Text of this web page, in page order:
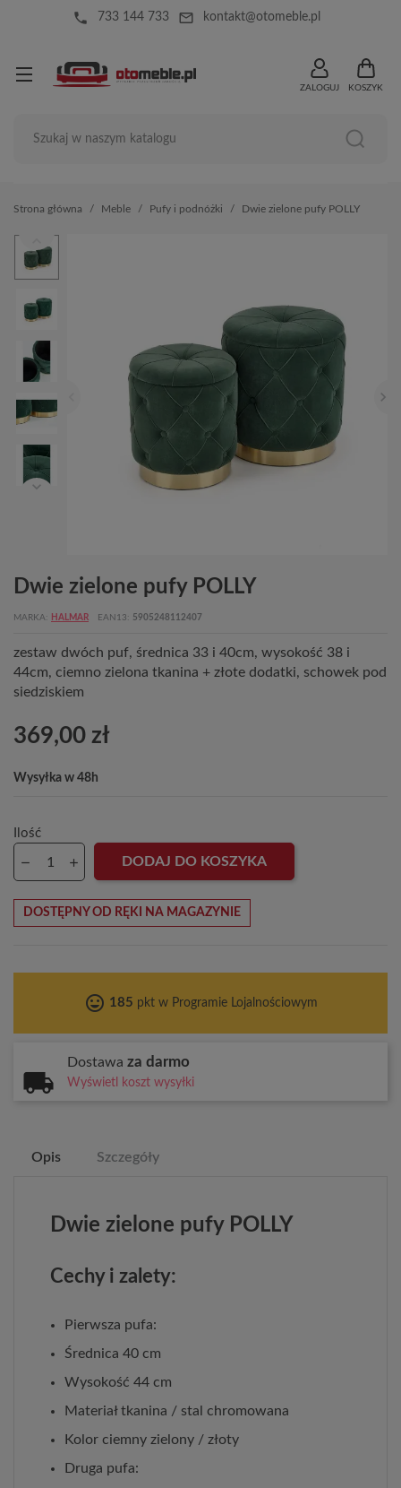
local_phone 733 144 733 mail_outline kontakt@otomeble.pl
ZALOGUJ KOSZYK
Strona główna Meble Pufy i podnóżki Dwie zielone pufy POLLY
Dwie zielone pufy POLLY
MARKA HALMAR EAN13 5905248112407
zestaw dwóch puf, średnica 33 i 40cm, wysokość 38 i
44cm, ciemno zielona tkanina + złote dodatki, schowek pod
siedziskiem
369,00 zł
Wysyłka w 48h
Ilość
DODAJ DO KOSZYKA
DOSTĘPNY OD RĘKI NA MAGAZYNIE
tag_faces 185 pkt w Programie Lojalnościowym
Dostawa za darmo
Wyświetl koszt wysyłki
Opis Szczegóły
Dwie zielone pufy POLLY
Cechy i zalety:
Pierwsza pufa:
Średnica 40 cm
Wysokość 44 cm
Materiał tkanina / stal chromowana
Kolor ciemny zielony / złoty
Druga pufa: